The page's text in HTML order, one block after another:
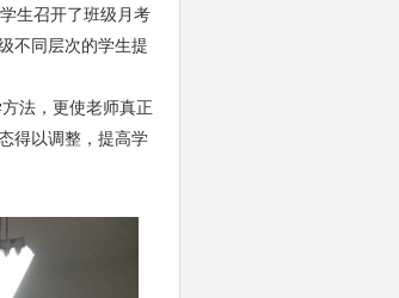
生召开了班级月考
不同层次的学生提
法，更使老师真正
得以调整，提高学